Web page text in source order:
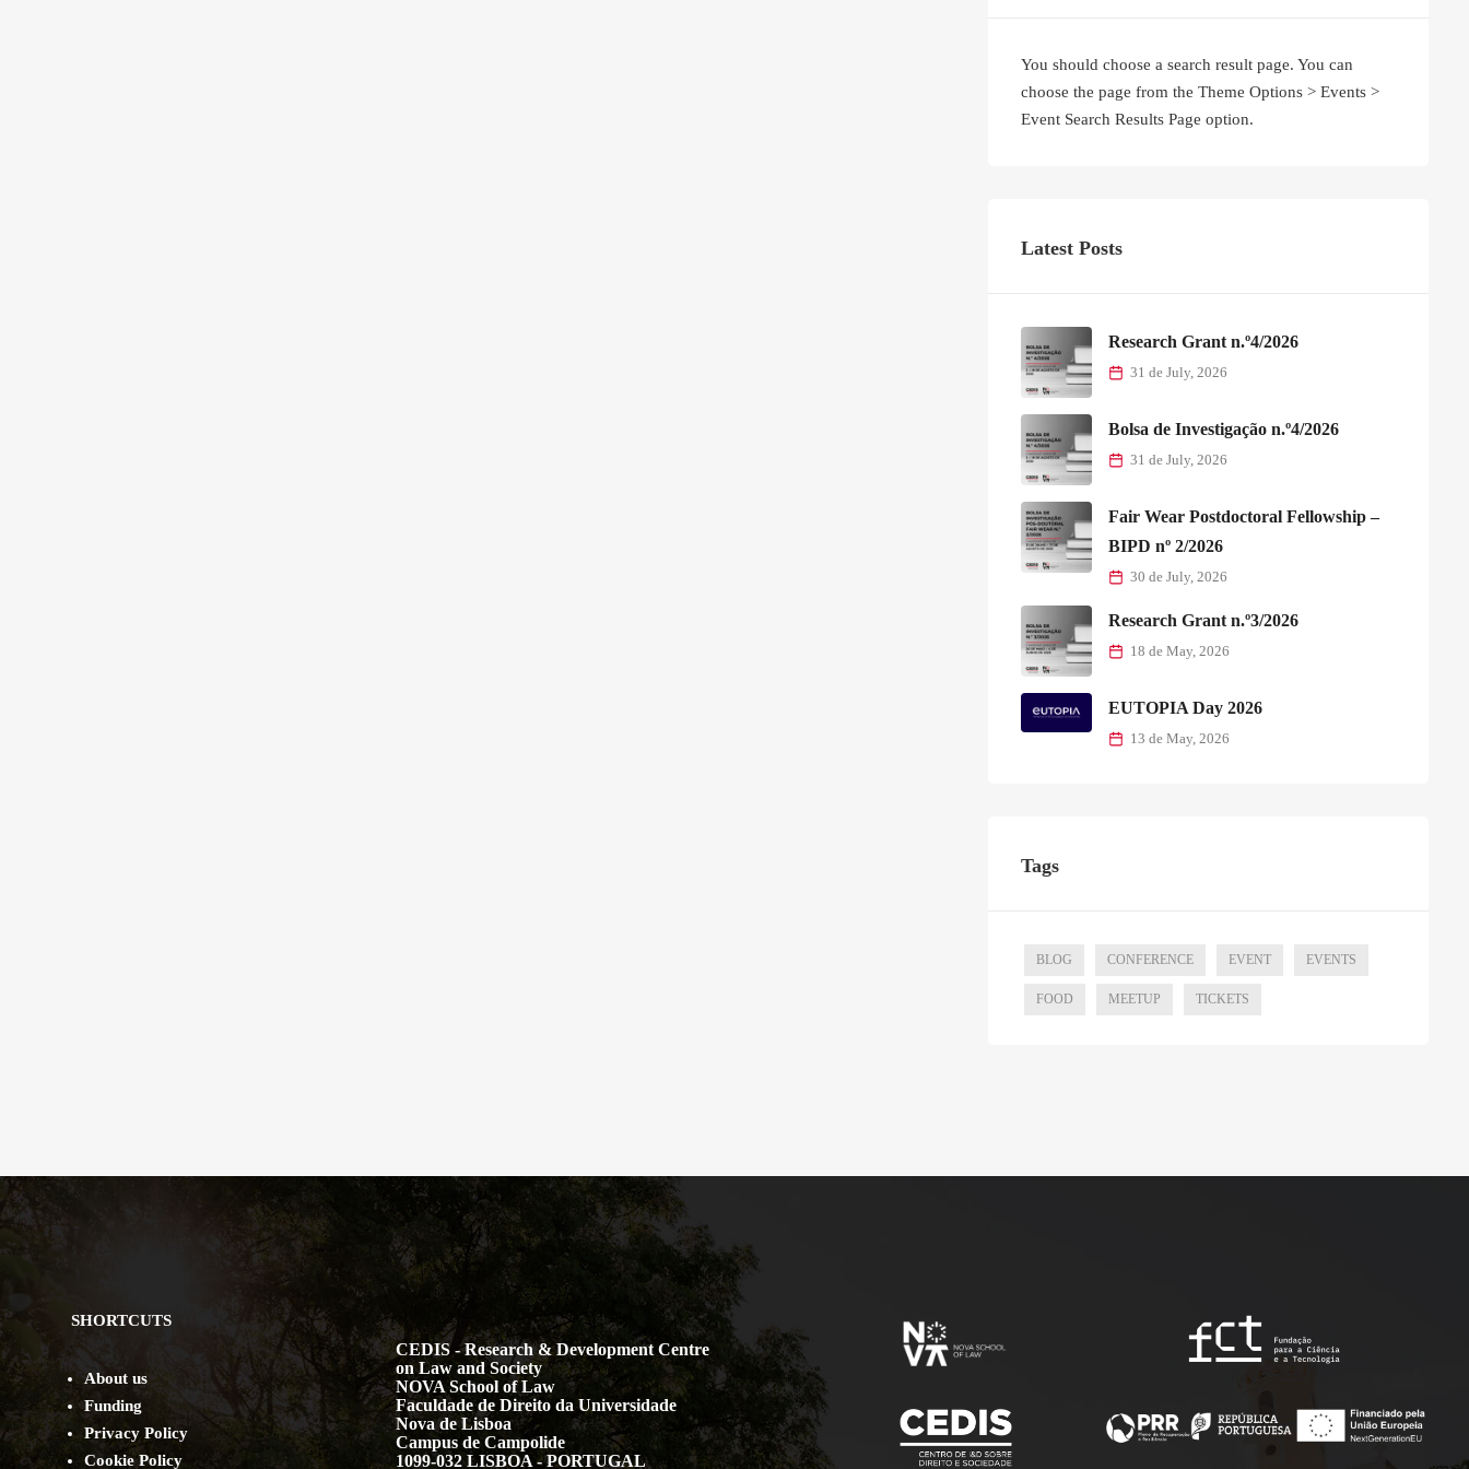
You should choose a search result page. You can
choose the page from the Theme Options > Events >
Event Search Results Page option.
Latest Posts
Research Grant n.º4/2026
31 de July, 2026
Bolsa de Investigação n.º4/2026
31 de July, 2026
Fair Wear Postdoctoral Fellowship –
BIPD nº 2/2026
30 de July, 2026
Research Grant n.º3/2026
18 de May, 2026
EUTOPIA Day 2026
13 de May, 2026
Tags
BLOG CONFERENCE EVENT EVENTS
FOOD MEETUP TICKETS
SHORTCUTS
About us
Funding
Privacy Policy
Cookie Policy
CEDIS - Research & Development Centre
on Law and Society
NOVA School of Law
Faculdade de Direito da Universidade
Nova de Lisboa
Campus de Campolide
1099-032 LISBOA - PORTUGAL